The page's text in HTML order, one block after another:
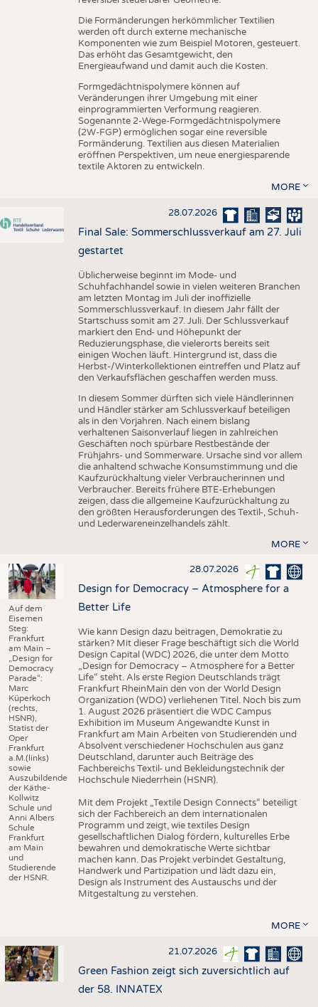
Die Formänderungen herkömmlicher Textilien
werden oft durch externe mechanische
Komponenten wie zum Beispiel Motoren, gesteuert.
Das erhöht das Gesamtgewicht, den
Energieaufwand und damit auch die Kosten.
Formgedächtnispolymere können auf
Veränderungen ihrer Umgebung mit einer
einprogrammierten Verformung reagieren.
Sogenannte 2-Wege-Formgedächtnispolymere
(2W-FGP) ermöglichen sogar eine reversible
Formänderung. Textilien aus diesen Materialien
eröffnen Perspektiven, um neue energiesparende
textile Aktoren zu entwickeln.
MORE
28.07.2026
Final Sale: Sommerschlussverkauf am 27. Juli
gestartet
Üblicherweise beginnt im Mode- und
Schuhfachhandel sowie in vielen weiteren Branchen
am letzten Montag im Juli der inoffizielle
Sommerschlussverkauf. In diesem Jahr fällt der
Startschuss somit am 27. Juli. Der Schlussverkauf
markiert den End- und Höhepunkt der
Reduzierungsphase, die vielerorts bereits seit
einigen Wochen läuft. Hintergrund ist, dass die
Herbst-/Winterkollektionen eintreffen und Platz auf
den Verkaufsflächen geschaffen werden muss.
In diesem Sommer dürften sich viele Händlerinnen
und Händler stärker am Schlussverkauf beteiligen
als in den Vorjahren. Nach einem bislang
verhaltenen Saisonverlauf liegen in zahlreichen
Geschäften noch spürbare Restbestände der
Frühjahrs- und Sommerware. Ursache sind vor allem
die anhaltend schwache Konsumstimmung und die
Kaufzurückhaltung vieler Verbraucherinnen und
Verbraucher. Bereits frühere BTE-Erhebungen
zeigen, dass die allgemeine Kaufzurückhaltung zu
den größten Herausforderungen des Textil-, Schuh-
und Lederwareneinzelhandels zählt.
MORE
Auf dem
Eisernen
Steg:
Frankfurt
am Main –
„Design for
Democracy
Parade“:
Marc
Küperkoch
(rechts,
HSNR),
Statist der
Oper
Frankfurt
a.M.(links)
sowie
Auszubildende
der Käthe-
Kollwitz
Schule und
Anni Albers
Schule
Frankfurt
am Main
und
Studierende
der HSNR.
28.07.2026
Design for Democracy – Atmosphere for a
Better Life
Wie kann Design dazu beitragen, Demokratie zu
stärken? Mit dieser Frage beschäftigt sich die World
Design Capital (WDC) 2026, die unter dem Motto
„Design for Democracy – Atmosphere for a Better
Life“ steht. Als erste Region Deutschlands trägt
Frankfurt RheinMain den von der World Design
Organization (WDO) verliehenen Titel. Noch bis zum
1. August 2026 präsentiert die WDC Campus
Exhibition im Museum Angewandte Kunst in
Frankfurt am Main Arbeiten von Studierenden und
Absolvent verschiedener Hochschulen aus ganz
Deutschland, darunter auch Beiträge des
Fachbereichs Textil- und Bekleidungstechnik der
Hochschule Niederrhein (HSNR).
Mit dem Projekt „Textile Design Connects“ beteiligt
sich der Fachbereich an dem internationalen
Programm und zeigt, wie textiles Design
gesellschaftlichen Dialog fördern, kulturelles Erbe
bewahren und demokratische Werte sichtbar
machen kann. Das Projekt verbindet Gestaltung,
Handwerk und Partizipation und lädt dazu ein,
Design als Instrument des Austauschs und der
Mitgestaltung zu verstehen.
MORE
21.07.2026
Green Fashion zeigt sich zuversichtlich auf
der 58. INNATEX